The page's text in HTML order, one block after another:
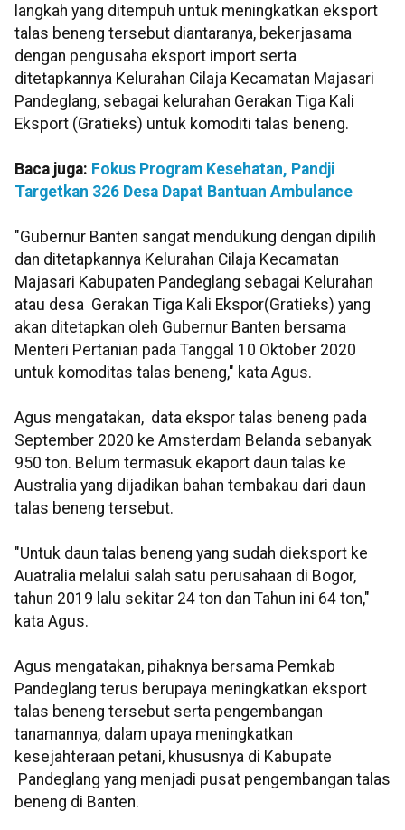
langkah yang ditempuh untuk meningkatkan eksport
talas beneng tersebut diantaranya, bekerjasama
dengan pengusaha eksport import serta
ditetapkannya Kelurahan Cilaja Kecamatan Majasari
Pandeglang, sebagai kelurahan Gerakan Tiga Kali
Eksport (Gratieks) untuk komoditi talas beneng.
Baca juga: Fokus Program Kesehatan, Pandji
Targetkan 326 Desa Dapat Bantuan Ambulance
"Gubernur Banten sangat mendukung dengan dipilih
dan ditetapkannya Kelurahan Cilaja Kecamatan
Majasari Kabupaten Pandeglang sebagai Kelurahan
atau desa Gerakan Tiga Kali Ekspor(Gratieks) yang
akan ditetapkan oleh Gubernur Banten bersama
Menteri Pertanian pada Tanggal 10 Oktober 2020
untuk komoditas talas beneng," kata Agus.
Agus mengatakan, data ekspor talas beneng pada
September 2020 ke Amsterdam Belanda sebanyak
950 ton. Belum termasuk ekaport daun talas ke
Australia yang dijadikan bahan tembakau dari daun
talas beneng tersebut.
"Untuk daun talas beneng yang sudah dieksport ke
Auatralia melalui salah satu perusahaan di Bogor,
tahun 2019 lalu sekitar 24 ton dan Tahun ini 64 ton,"
kata Agus.
Agus mengatakan, pihaknya bersama Pemkab
Pandeglang terus berupaya meningkatkan eksport
talas beneng tersebut serta pengembangan
tanamannya, dalam upaya meningkatkan
kesejahteraan petani, khususnya di Kabupate
Pandeglang yang menjadi pusat pengembangan talas
beneng di Banten.